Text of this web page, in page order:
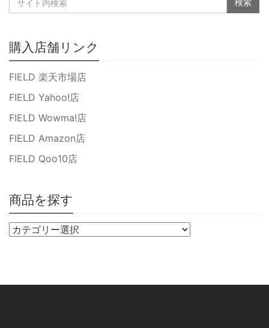
購入店舗リンク
FIELD 楽天市場店
FIELD Yahoo!店
FIELD Wowma!店
FIELD Amazon店
FIELD Qoo10店
商品を探す